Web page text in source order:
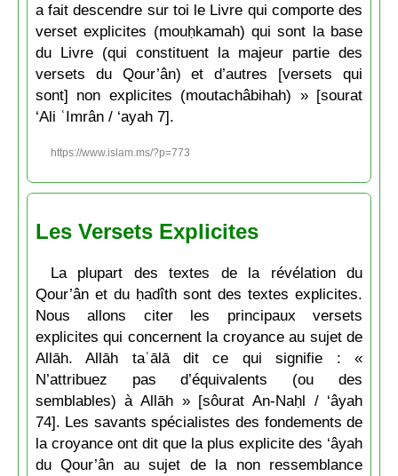
a fait descendre sur toi le Livre qui comporte des
verset explicites (mouḥkamah) qui sont la base
du Livre (qui constituent la majeur partie des
versets du Qour’ân) et d’autres [versets qui
sont] non explicites (moutachâbihah) » [sourat
‘Ali ʿImrân / ‘ayah 7].
https://www.islam.ms/?p=773
Les Versets Explicites
La plupart des textes de la révélation du
Qour’ân et du ḥadîth sont des textes explicites.
Nous allons citer les principaux versets
explicites qui concernent la croyance au sujet de
Allāh. Allāh taʿālā dit ce qui signifie : «
N’attribuez pas d’équivalents (ou des
semblables) à Allāh » [sôurat An-Naḥl / ‘âyah
74]. Les savants spécialistes des fondements de
la croyance ont dit que la plus explicite des ‘âyah
du Qour’ân au sujet de la non ressemblance